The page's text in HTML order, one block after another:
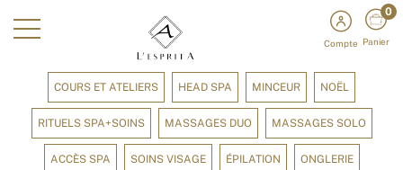
Compte
0
Panier
COURS ET ATELIERS HEAD SPA MINCEUR NOËL
RITUELS SPA+SOINS MASSAGES DUO MASSAGES SOLO
ACCÈS SPA SOINS VISAGE ÉPILATION ONGLERIE